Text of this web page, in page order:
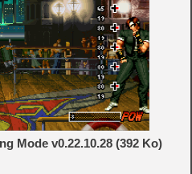
Mode v0.22.10.28 (392 Ko)